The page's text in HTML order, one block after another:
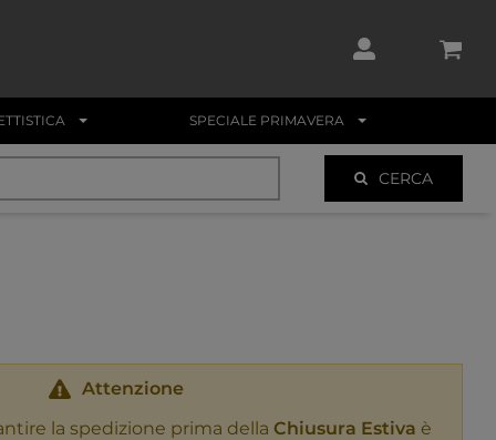
SPECIALE PRIMAVERA
CERCA
Attenzione
la spedizione prima della Chiusura Estiva è